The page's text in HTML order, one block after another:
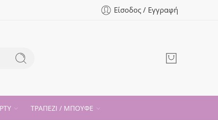
Είσοδος / Εγγραφή
ΤΡΑΠΕΖΙ / ΜΠΟΥΦΕ